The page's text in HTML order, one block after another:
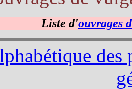
Liste d'ouvrages
des